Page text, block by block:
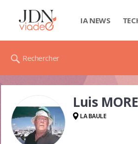
IA NEWS
Rechercher
Luis
LA BAULE